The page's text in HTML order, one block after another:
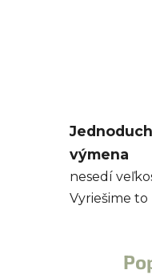
výmena
nesedí
Vyriešime to